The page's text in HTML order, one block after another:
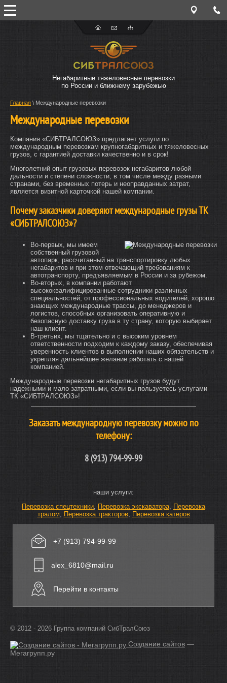
Негабаритные тяжеловесные перевозки
по России и ближнему зарубежью
Главная \ Международные перевозки
Международные перевозки
Компания «СИБТРАЛСОЮЗ» предлагает услуги по
международным перевозкам крупногабаритных и тяжеловесных
грузов, с гарантией доставки качественно и в срок!
Многолетний опыт грузовых перевозок негабаритов любой
дальности и степени сложности, в том числе между разными
странами, без временных потерь и неоправданных затрат,
является визитной карточкой нашей компании.
Почему заказчики доверяют международные грузы ТК
«СИБТРАЛСОЮЗ»?
Во-первых, мы имеем
собственный грузовой
автопарк, рассчитанный на транспортировку любых
негабаритов и при этом отвечающий требованиям к
автотранспорту, предъявляемым в России и за рубежом.
Во-вторых, в компании работают
высококвалифицированные сотрудники различных
специальностей, от профессиональных водителей, хорошо
знающих международные трассы, до менеджеров и
логистов, способных организовать оперативную и
безопасную доставку груза в ту страну, которую выбирает
наш клиент.
В-третьих, мы тщательно и с высоким уровнем
ответственности подходим к каждому заказу, обеспечивая
уверенность клиентов в выполнении наших обязательств и
укрепляя дальнейшее желание работать с нашей
компанией.
Международные перевозки негабаритных грузов будут
надежными и мало затратными, если вы пользуетесь услугами
ТК «СИБТРАЛСОЮЗ»!
Заказать международную перевозку можно по
телефону:
8 (913) 794-99-99
наши услуги:
Перевозка спецтехники, Перевозка экскаватора, Перевозка
тралом, Перевозка тракторов, Перевозка катеров
+7 (913) 794-99-99
alex_6810@mail.ru
Перейти в контакты
© 2012 - 2026 Группа компаний СибТралСоюз
Создание сайтов —
Мегагрупп.ру